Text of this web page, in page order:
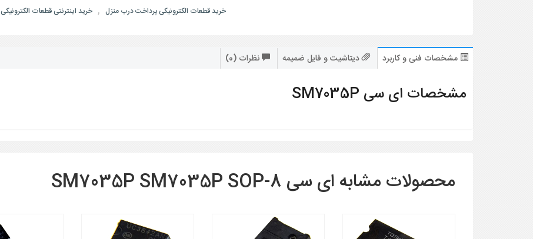
خرید قطعات الکترونیکی پرداخت درب منزل , خرید اینترنتی قطعات الکترونیکی
مشخصات فنی و کاربرد دیتاشیت و فایل ضمیمه نظرات (0)
مشخصات ای سی SM7035P
محصولات مشابه ای سی SM7035P SM7035P SOP-8